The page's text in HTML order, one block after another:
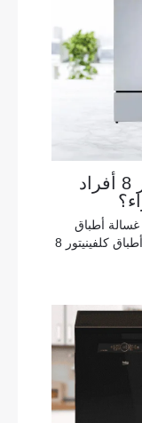
عيوب غسالة أطباق كلفينيتور 8 أفراد
أطباق
غسالة أطباق كلفينيتور 8